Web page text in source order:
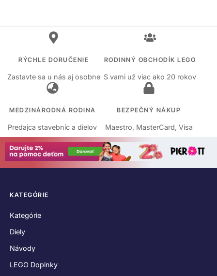
RÝCHLE DORUČENIE
Zastavte sa u nás aj osobne
RODINNÝ OBCHODÍK LEGO
S vami už viac ako 20 rokov
MEDZINÁRODNÁ RODINA
Predajca stavebníc a dielov
BEZPEČNÝ NÁKUP
Maestro, MasterCard, Visa
KATEGÓRIE
Kategórie
Diely
Návody
LEGO Doplnky